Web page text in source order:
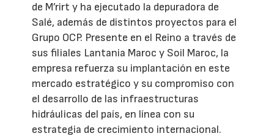
de M’rirt y ha ejecutado la depuradora de
Salé, además de distintos proyectos para el
Grupo OCP. Presente en el Reino a través de
sus filiales Lantania Maroc y Soil Maroc, la
empresa refuerza su implantación en este
mercado estratégico y su compromiso con
el desarrollo de las infraestructuras
hidráulicas del país, en línea con su
estrategia de crecimiento internacional.